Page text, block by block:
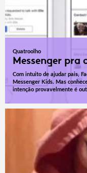
Quatroolho
Messenger pra
Com intuito de ajudar pais,
Messenger Kids. Mas
intenção provavelmente é